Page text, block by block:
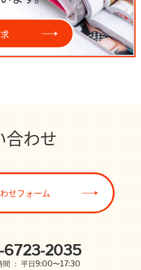
合わせ
6723-2035
間 ： 平日9:00〜17:30
せフォーム